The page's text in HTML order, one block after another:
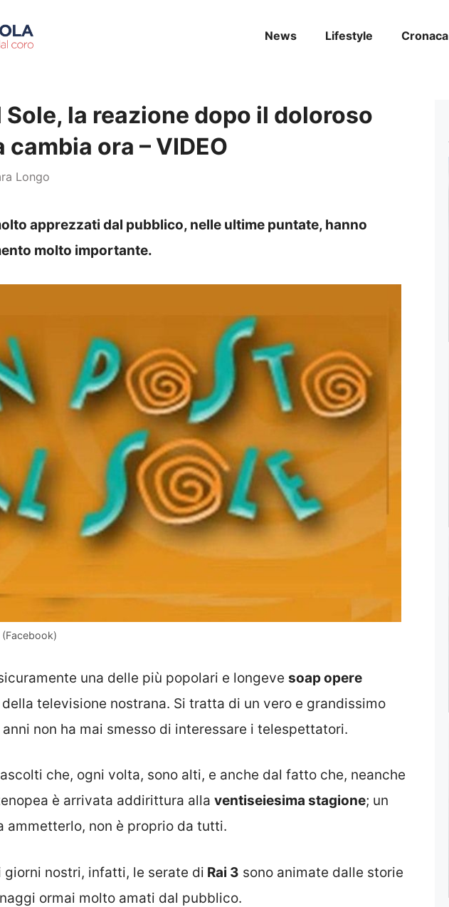
News Lifestyle Cronaca
Sole, la reazione dopo il doloroso
ora – VIDEO
Longo
apprezzati dal pubblico, nelle ultime puntate, hanno
molto importante.
una delle più popolari e longeve soap opere
televisione nostrana. Si tratta di un vero e grandissimo
non ha mai smesso di interessare i telespettatori.
che, ogni volta, sono alti, e anche dal fatto che, neanche
è arrivata addirittura alla ventiseiesima stagione; un
ammetterlo, non è proprio da tutti.
giorni nostri, infatti, le serate di Rai 3 sono animate dalle storie
ormai molto amati dal pubblico.